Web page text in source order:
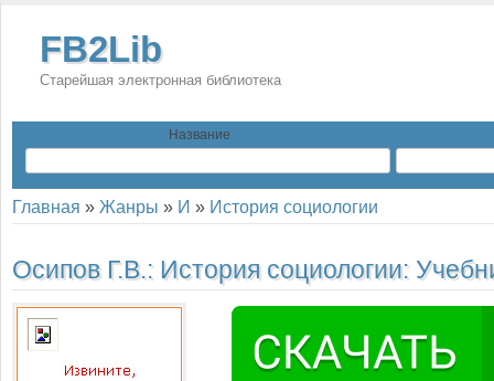
FB2Lib
Старейшая электронная библиотека
Название
Главная » Жанры » И » История социологии
Осипов Г.В.: История социологии: